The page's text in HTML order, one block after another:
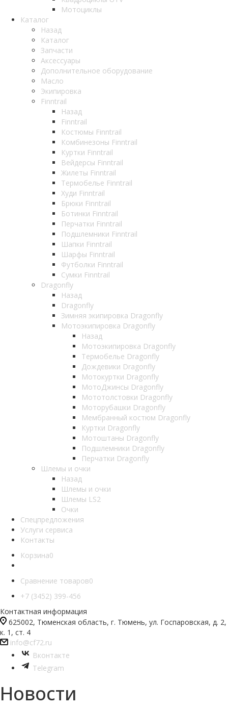
Мотоциклы
Каталог
Назад
Каталог
Запчасти
Аксессуары
Дополнительное оборудование
Масло
Экипировка
Finntrail
Назад
Finntrail
Костюмы Finntrail
Комбинезоны Finntrail
Куртки Finntrail
Вейдерсы Finntrail
Жилеты Finntrail
Термобелье Finntrail
Худи Finntrail
Брюки Finntrail
Ботинки Finntrail
Перчатки Finntrail
Подшлемники Finntrail
Шапки Finntrail
Шарфы Finntrail
Футболки Finntrail
Сумки Finntrail
Dragonfly
Назад
Dragonfly
Зимняя экипировка Dragonfly
Мотоэкипировка Dragonfly
Назад
Мотоэкипировка Dragonfly
Термобелье Dragonfly
Дождевики Dragonfly
Мотокуртки Dragonfly
МотоДжинсы Dragonfly
Мототолстовки Dragonfly
Моторубашки Dragonfly
Мембранный костюм Dragonfly
Куртки Dragonfly
Мотоштаны Dragonfly
Подшлемники Dragonfly
Перчатки Dragonfly
Шлемы и очки
Назад
Шлемы и очки
Шлемы LS2
Очки
Спецпредложения
Услуги сервиса
Контакты
Корзина0
Сравнение товаров0
+7 (3452) 399-456
Контактная информация
625002, Тюменская область, г. Тюмень, ул. Госпаровская, д. 2,
к. 1, ст. 4
info@cf72.ru
Вконтакте
Telegram
Новости